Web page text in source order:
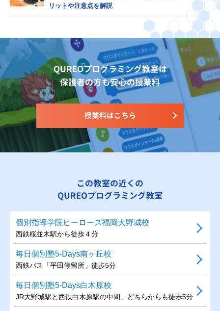
リットや注意点を解説
QUREOプログラミング教室は
保護者の方も安心の授業料
授業料はこちら
この教室の近くの
QUREOプログラミング教室
個別指導学院ヒーローズ福岡大野城校
西鉄桜並木駅から徒歩４分
毎日個別塾5-Days南ヶ丘校
西鉄バス「平田停留所」徒歩5分
毎日個別塾5-Days白木原校
JR大野城駅と西鉄白木原駅の中間、どちらからも徒歩5分